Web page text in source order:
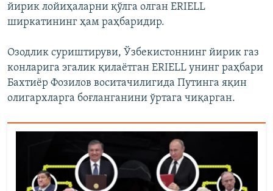
йирик лойиҳаларни қўлга олган ERIELL
ширкатининг ҳам раҳбаридир.
Озодлик суриштируви, Ўзбекистоннинг йирик газ
конларига эгалик қилаётган ERIELL унинг раҳбари
Бахтиёр Фозилов воситачилигида Путинга яқин
олигархларга боғланганини ўртага чиқарган.